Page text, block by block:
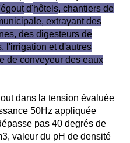
d'hôtels, chantiers de
extrayant des
des digesteurs de
l'irrigation et d'autres
de conveyeur des eaux
dans la tension évaluée
50Hz appliquée
pas 40 degrés de
valeur du pH de densité